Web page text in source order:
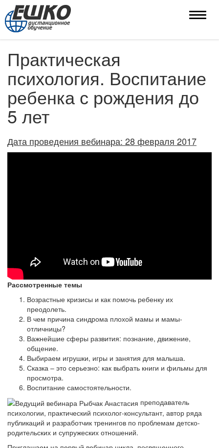
Toggle
Практическая
психология. Воспитание
ребенка с рождения до
5 лет
Дата проведения вебинара: 28 февраля 2017
Рассмотренные темы
Возрастные кризисы и как помочь ребенку их
преодолеть.
В чем причина синдрома плохой мамы и мамы-
отличницы?
Важнейшие сферы развития: познание, движение,
общение.
Выбираем игрушки, игры и занятия для малыша.
Сказка – это серьезно: как выбрать книги и фильмы для
просмотра.
Воспитание самостоятельности.
преподаватель
психологии, практический психолог-консультант, автор ряда
публикаций и разработчик тренингов по проблемам детско-
родительских и супружеских отношений.